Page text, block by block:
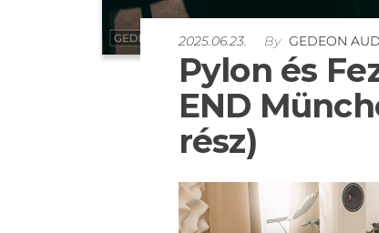
2025.06.23. By GEDEON
Pylon és
END
rész)